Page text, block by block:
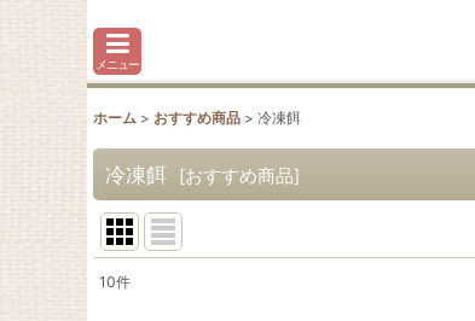
メニュー
ホーム > おすすめ商品 > 冷凍餌
冷凍餌 [おすすめ商品]
10件